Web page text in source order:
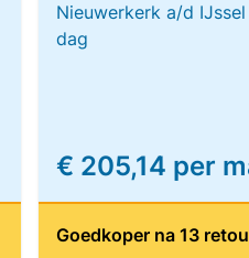
Nieuwerkerk a/d
dag
€ 205,14 per
Goedkoper na 13